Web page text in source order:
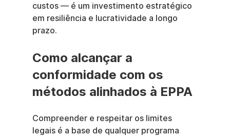
custos — é um investimento estratégico
em resiliência e lucratividade a longo
prazo.
Como alcançar a
conformidade com os
métodos alinhados à EPPA
Compreender e respeitar os limites
legais é a base de qualquer programa